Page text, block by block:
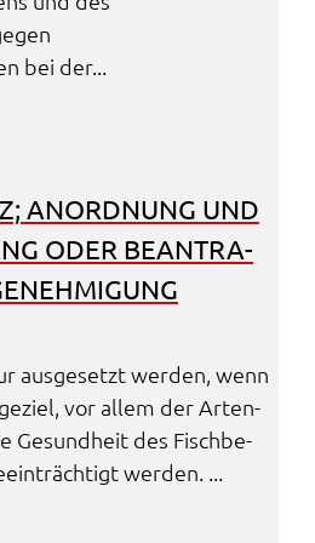
bei der...
ANORD­NUNG UND
ODER BEAN­TRA­
ausge­setzt werden, wenn
vor allem der Arten­
Gesund­heit des Fisch­be­
werden. ...